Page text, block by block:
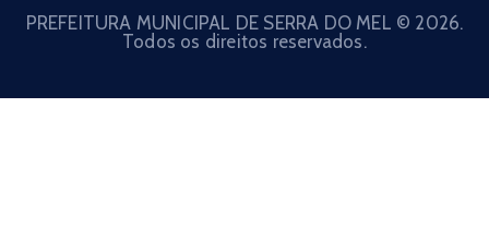
PREFEITURA MUNICIPAL DE SERRA DO MEL © 2026.
Todos os direitos reservados.